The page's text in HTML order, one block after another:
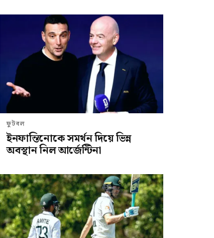
ফুটবল
ইনফান্তিনোকে সমর্থন দিয়ে ভিন্ন
অবস্থান নিল আর্জেন্টিনা